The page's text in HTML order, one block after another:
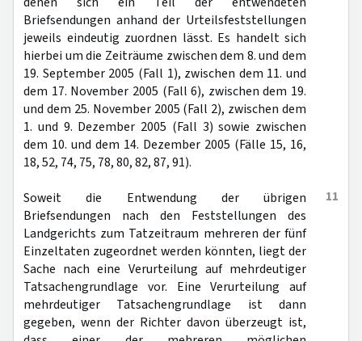
Briefsendungen anhand der Urteilsfeststellungen
jeweils eindeutig zuordnen lässt. Es handelt sich
hierbei um die Zeiträume zwischen dem 8. und dem
19. September 2005 (Fall 1), zwischen dem 11. und
dem 17. November 2005 (Fall 6), zwischen dem 19.
und dem 25. November 2005 (Fall 2), zwischen dem
1. und 9. Dezember 2005 (Fall 3) sowie zwischen
dem 10. und dem 14. Dezember 2005 (Fälle 15, 16,
18, 52, 74, 75, 78, 80, 82, 87, 91).
11
Soweit die Entwendung der übrigen
Briefsendungen nach den Feststellungen des
Landgerichts zum Tatzeitraum mehreren der fünf
Einzeltaten zugeordnet werden könnten, liegt der
Sache nach eine Verurteilung auf mehrdeutiger
Tatsachengrundlage vor. Eine Verurteilung auf
mehrdeutiger Tatsachengrundlage ist dann
gegeben, wenn der Richter davon überzeugt ist,